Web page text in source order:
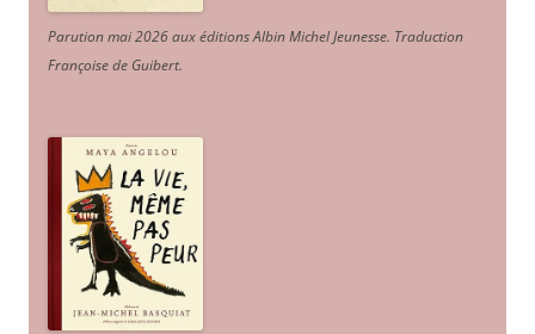
Parution mai 2026 aux éditions Albin Michel Jeunesse. Traduction
Françoise de Guibert.